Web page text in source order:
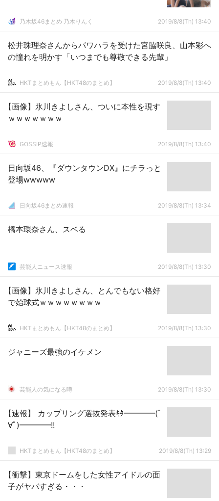
乃木坂46まとめ 乃木りんく 2019/8/8(Th) 13:40
松井珠理奈さんからパワハラを受けた宮脇咲良、山本彩へ
の憧れを明かす「いつまでも尊敬できる先輩」
HKTまとめもん【HKT48のまとめ】 2019/8/8(Th) 13:40
【画像】氷川きよしさん、ついに本性を現す
ｗｗｗｗｗｗｗ
GOSSIP速報 2019/8/8(Th) 13:40
日向坂46、『ダウンタウンDX』にチラっと
登場wwwww
日向坂46まとめ速報 2019/8/8(Th) 13:34
橋本環奈さん、スベる
芸能人ニュース速報 2019/8/8(Th) 13:30
【画像】氷川きよしさん、とんでもない格好
で始球式ｗｗｗｗｗｗｗｗ
HKTまとめもん【HKT48のまとめ】 2019/8/8(Th) 13:30
ジャニーズ最強のイケメン
芸能人の気になる噂 2019/8/8(Th) 13:30
【速報】 カップリング選抜発表ｷﾀ━━━━(ﾟ
∀ﾟ)━━━━!!
HKTまとめもん【HKT48のまとめ】 2019/8/8(Th) 13:29
【衝撃】東京ドームをした女性アイドルの面
子がヤバすぎる・・・